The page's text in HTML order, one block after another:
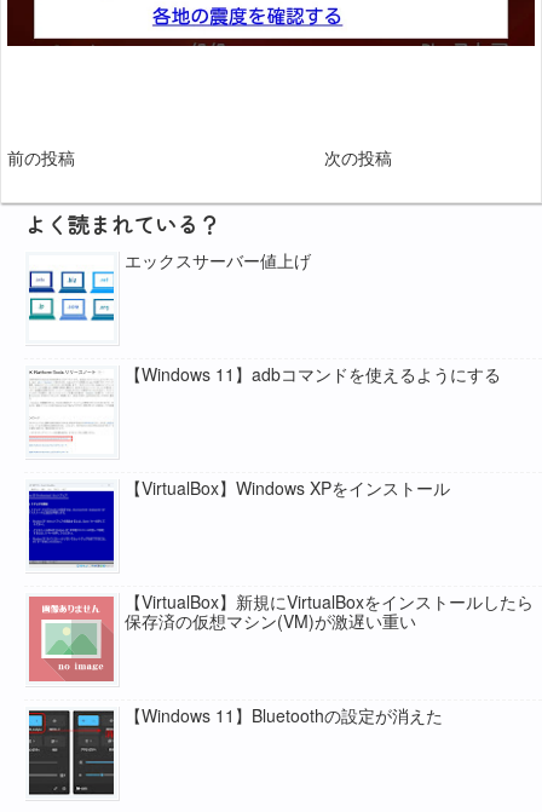
前の投稿 次の投稿
よく読まれている？
エックスサーバー値上げ
【Windows 11】adbコマンドを使えるようにする
【VirtualBox】Windows XPをインストール
【VirtualBox】新規にVirtualBoxをインストールしたら
保存済の仮想マシン(VM)が激遅い重い
【Windows 11】Bluetoothの設定が消えた